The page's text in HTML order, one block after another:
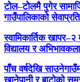
टोेल–टोेलमै पुगेर
गाउँपालिकाको
स्वामिकार्तिक
विद्यालय र
पाँच वर्षदेखि
खानेपानी र बाटोको